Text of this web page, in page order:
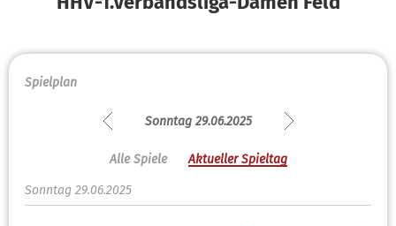
Spielplan
Sonntag 29.06.2025
Alle Spiele Aktueller Spieltag
Sonntag 29.06.2025